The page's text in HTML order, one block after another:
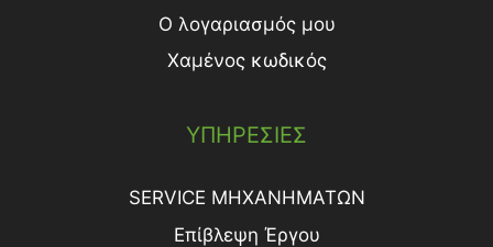
Ο λογαριασμός μου
Χαμένος κωδικός
ΥΠΗΡΕΣΙΕΣ
SERVICE ΜΗΧΑΝΗΜΑΤΩΝ
Επίβλεψη Έργου